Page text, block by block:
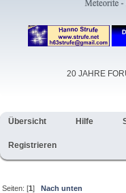
20 JAHRE
Übersicht Hilfe
Registrieren
Seiten: [1]Nach unten